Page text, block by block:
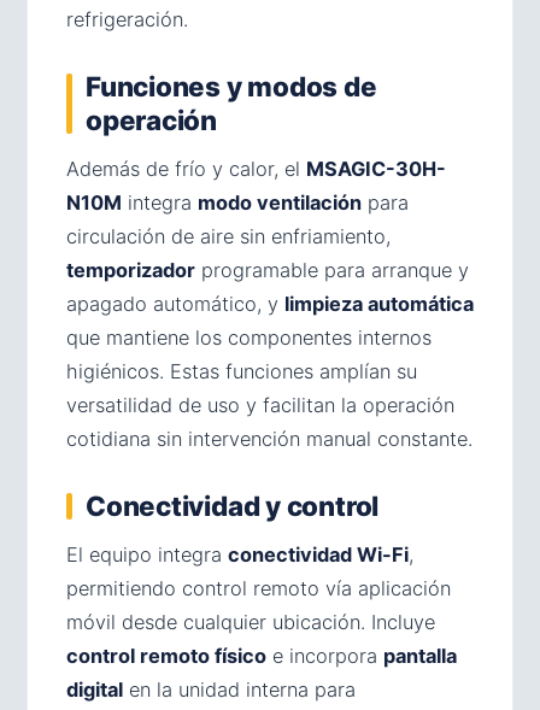
refrigeración.
Funciones y modos de
operación
Además de frío y calor, el MSAGIC-30H-
N10M integra modo ventilación para
circulación de aire sin enfriamiento,
temporizador programable para arranque y
apagado automático, y limpieza automática
que mantiene los componentes internos
higiénicos. Estas funciones amplían su
versatilidad de uso y facilitan la operación
cotidiana sin intervención manual constante.
Conectividad y control
El equipo integra conectividad Wi-Fi,
permitiendo control remoto vía aplicación
móvil desde cualquier ubicación. Incluye
control remoto físico e incorpora pantalla
digital en la unidad interna para